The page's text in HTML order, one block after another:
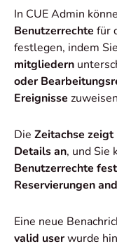
In CUE Admin
Benutzerrechte für
festlegen, indem
mitgliedern
oder
Ereignisse
Die Zeitachse
Details an, und Sie
Benutzerrechte
Reservierungen
Eine neue
valid userwurde